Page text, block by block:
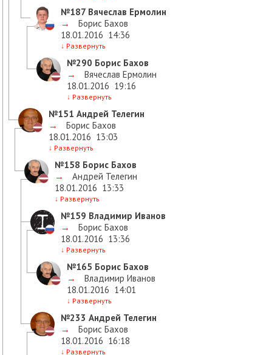
№187 Вячеслав Ермолин
→
Борис Бахов
18.01.2016 14:36
↓ Развернуть
№290 Борис Бахов
→
Вячеслав Ермолин
18.01.2016 19:16
↓ Развернуть
№151 Андрей Телегин
→
Борис Бахов
18.01.2016 13:03
↓ Развернуть
№158 Борис Бахов
→
Андрей Телегин
18.01.2016 13:33
↓ Развернуть
№159 Владимир Иванов
→
Борис Бахов
18.01.2016 13:36
↓ Развернуть
№165 Борис Бахов
→
Владимир Иванов
18.01.2016 14:01
↓ Развернуть
№233 Андрей Телегин
→
Борис Бахов
18.01.2016 16:18
↓ Развернуть